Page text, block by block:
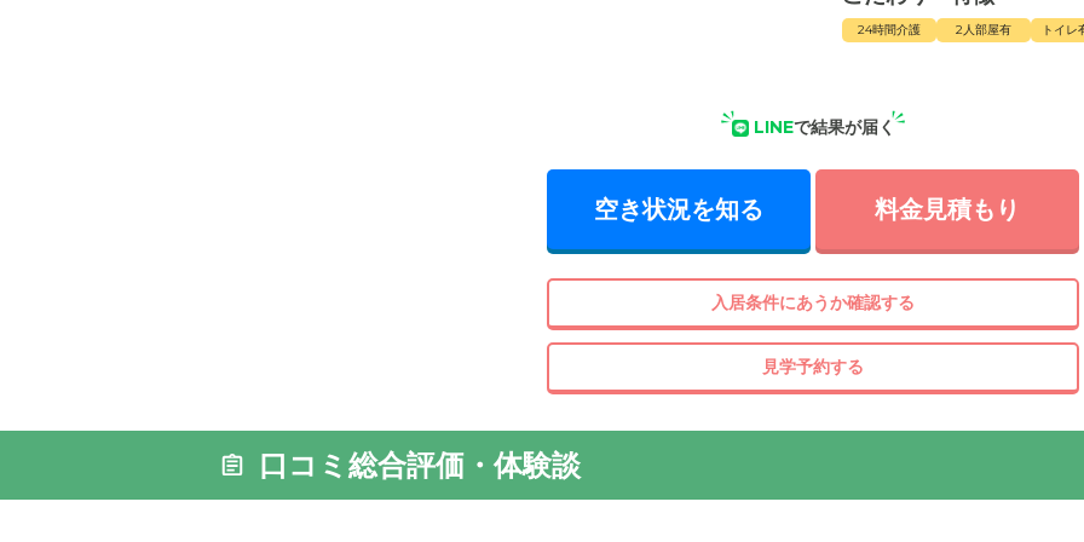
24時間介護 2人部屋有 トイレ
LINEで結果が届く
空き状況を知る 料金見積もり
入居条件にあうか確認する
見学予約する
口コミ総合評価・体験談